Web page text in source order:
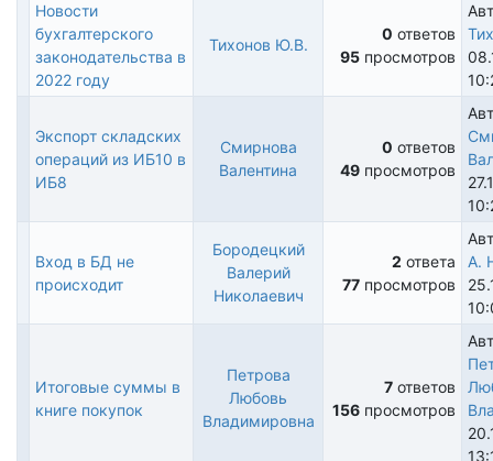
Обычная
тема
Новости
бухгалтерского
законодательства в
2022 году
Тихонов Ю.В.
0 ответов
95 просмотров
Обычная
тема
Экспорт складских
операций из ИБ10 в
ИБ8
Смирнова
Валентина
0 ответов
49 просмотров
Обычная
Вход в БД не
происходит
Бородецкий
Валерий
Николаевич
2 ответа
77 просмотров
А.
Обычная
Итоговые суммы в
книге покупок
Петрова
Любовь
Владимировна
7 ответов
156 просмотров